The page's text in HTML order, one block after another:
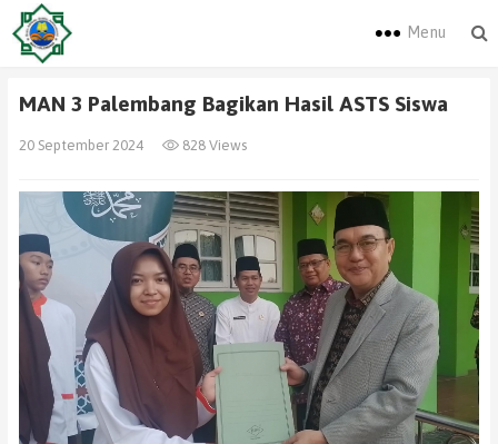
Menu
MAN 3 Palembang Bagikan Hasil ASTS Siswa
20 September 2024 828 Views